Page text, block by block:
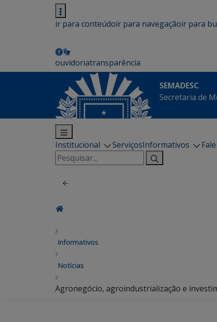
ir para conteúdoir para navegaçãoir para
ouvidoriatransparência
SEMADESC
Secretaria de
Institucional ServiçosInformativos
Pesquisar
por:
Informativos
Notícias
Agronegócio, agroindustrialização e